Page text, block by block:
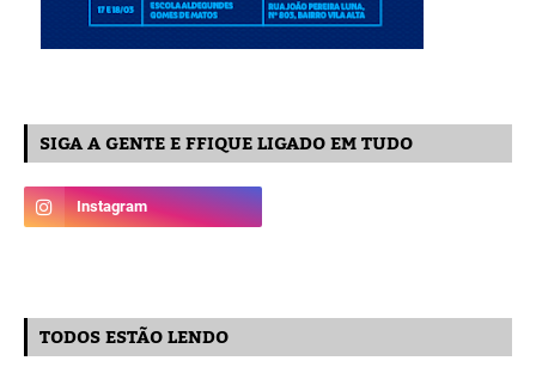
SIGA A GENTE E FFIQUE LIGADO EM TUDO
TODOS ESTÃO LENDO